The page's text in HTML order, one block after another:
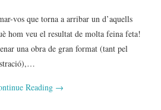
vos que torna a arribar un d’aquells
hom veu el resultat de molta feina feta!
una obra de gran format (tant pel
Reading →